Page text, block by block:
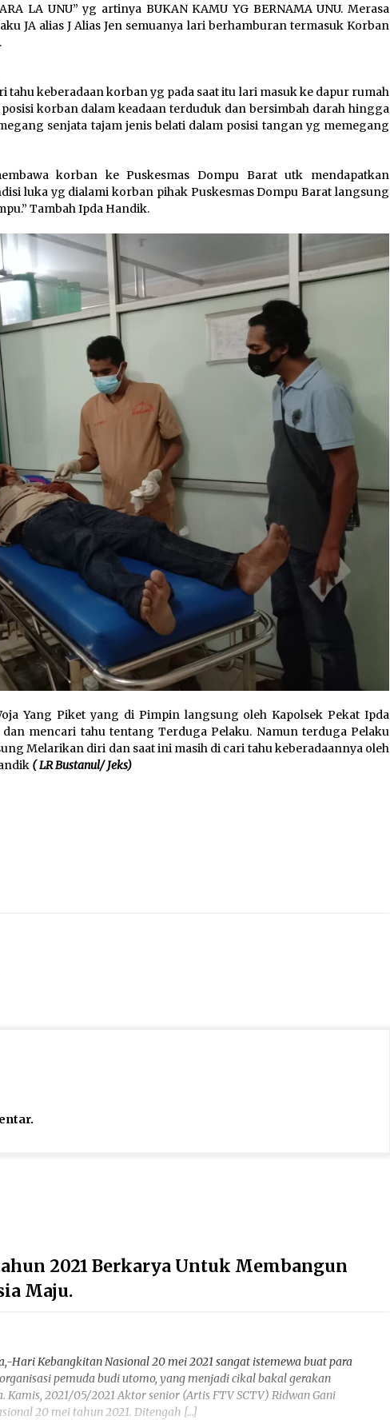
LA UNU” yg artinya BUKAN KAMU YG BERNAMA UNU. Merasa
JA alias J Alias Jen semuanya lari berhamburan termasuk Korban
tahu keberadaan korban yg pada saat itu lari masuk ke dapur rumah
korban dalam keadaan terduduk dan bersimbah darah hingga
senjata tajam jenis belati dalam posisi tangan yg memegang
korban ke Puskesmas Dompu Barat utk mendapatkan
luka yg dialami korban pihak Puskesmas Dompu Barat langsung
Tambah Ipda Handik.
Yang Piket yang di Pimpin langsung oleh Kapolsek Pekat Ipda
mencari tahu tentang Terduga Pelaku. Namun terduga Pelaku
Melarikan diri dan saat ini masih di cari tahu keberadaannya oleh
( LR Bustanul/ Jeks)
2021 Berkarya Untuk Membangun
Maju.
Hari Kebangkitan Nasional 20 mei 2021 sangat istemewa buat para
pemuda budi utomo, yang menjadi cikal bakal gerakan
2021/05/2021 Aktor senior (Artis FTV SCTV) Ridwan Gani
20 mei tahun 2021. Ditengah […]